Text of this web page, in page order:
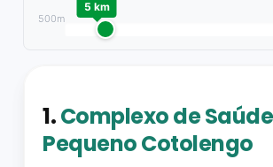
500m
5 km
1.Complexo de Saúde
Pequeno Cotolengo